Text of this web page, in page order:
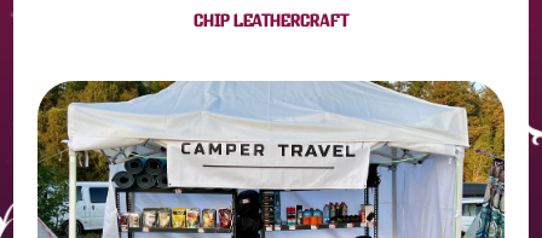
CHIP LEATHERCRAFT